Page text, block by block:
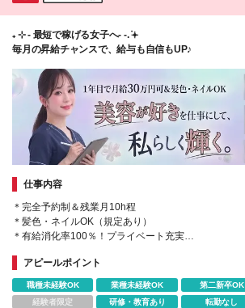
₊ ⊹ - 最短で稼げる女子へ- -. ݁𖥔
毎月の昇給チャンスで、給与も自信もUP♪
仕事内容
＊完全予約制＆残業月10h程
＊髪色・ネイルOK（規定あり）
＊有給消化率100％！プライベート充実
＊患者様一人ひとりに寄り添ったベストな提案を。
アピールポイント
職種未経験OK 業種未経験OK 第二新卒OK
経験者限定
研修・教育あり 転勤なし